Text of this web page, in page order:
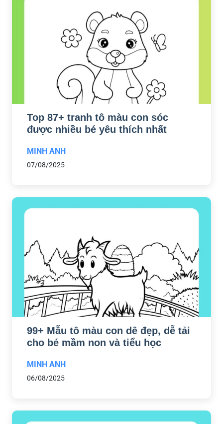
Top 87+ tranh tô màu con sóc
được nhiều bé yêu thích nhất
MINH ANH
07/08/2025
99+ Mẫu tô màu con dê đẹp, dễ tải
cho bé mầm non và tiểu học
MINH ANH
06/08/2025